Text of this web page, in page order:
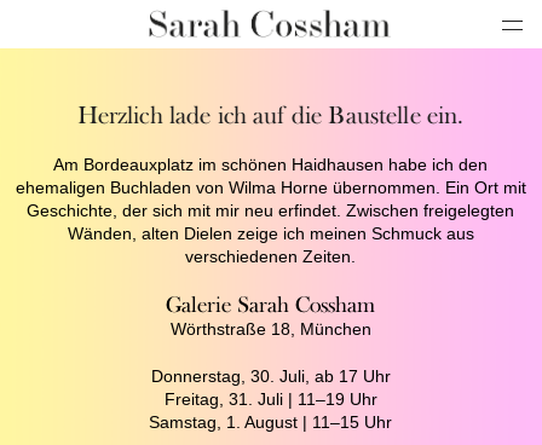
Herzlich lade ich auf die Baustelle ein.
Am Bordeauxplatz im schönen Haidhausen habe ich den
ehemaligen Buchladen von Wilma Horne übernommen. Ein Ort mit
Geschichte, der sich mit mir neu erfindet. Zwischen freigelegten
Wänden, alten Dielen zeige ich meinen Schmuck aus
verschiedenen Zeiten.
Galerie Sarah Cossham
Wörthstraße 18, München
Donnerstag, 30. Juli, ab 17 Uhr
Freitag, 31. Juli | 11–19 Uhr
Samstag, 1. August | 11–15 Uhr